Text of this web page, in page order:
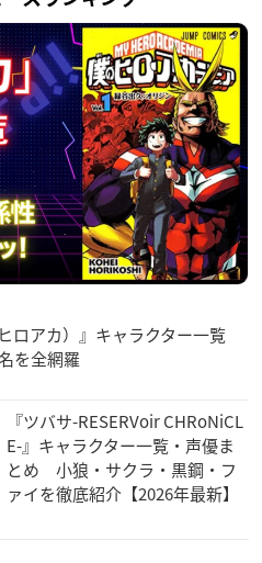
ロアカ）』キャラクター一覧
を全網羅
『ツバサ-RESERVoir CHRoNiCL
E-』キャラクター一覧・声優ま
とめ 小狼・サクラ・黒鋼・フ
ァイを徹底紹介【2026年最新】